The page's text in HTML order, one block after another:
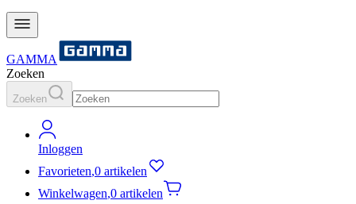
GAMMA
Zoeken
Zoeken
Inloggen
Favorieten,0 artikelen
Winkelwagen,0 artikelen